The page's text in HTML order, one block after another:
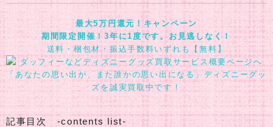
最大5万円還元！キャンペーン
期間限定開催！3年に1度です。お見逃しなく！
送料・梱包材・振込手数料いずれも【無料】
「あなたの思い出が、また誰かの思い出になる」ディズニーグッ
ズを誠実買取中です！
記事目次 -contents list-